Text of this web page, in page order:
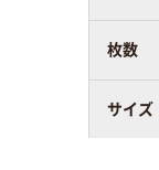
枚数
サイズ